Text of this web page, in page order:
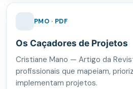
PMO · PDF
Os Caçadores de Projetos
Cristiane Mano — Artigo da
profissionais que mapeiam,
implementam projetos.